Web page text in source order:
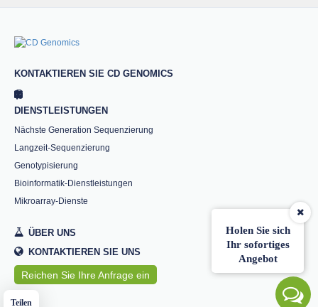
Holen Sie sich
Ihr sofortiges
Angebot
Teilen
KONTAKTIEREN SIE CD GENOMICS
DIENSTLEISTUNGEN
Nächste Generation Sequenzierung
Langzeit-Sequenzierung
Genotypisierung
Bioinformatik-Dienstleistungen
Mikroarray-Dienste
ÜBER UNS
KONTAKTIEREN SIE UNS
Reichen Sie Ihre Anfrage ein